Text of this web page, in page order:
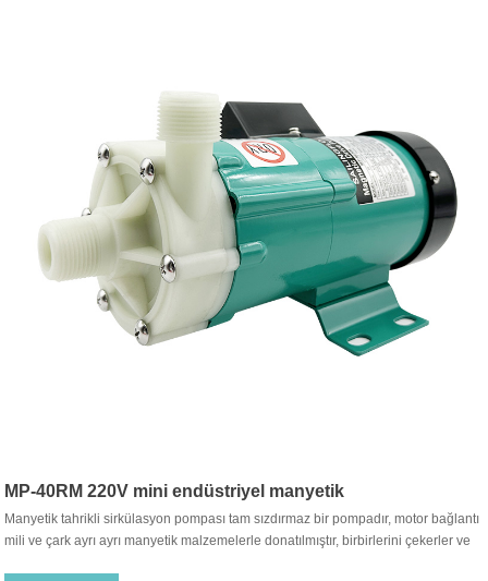
MP-40RM 220V mini endüstriyel manyetik
pompalar/kimyasal pompa
Manyetik tahrikli sirkülasyon pompası tam sızdırmaz bir pompadır, motor bağlantı
mili ve çark ayrı ayrı manyetik malzemelerle donatılmıştır, birbirlerini çekerler ve